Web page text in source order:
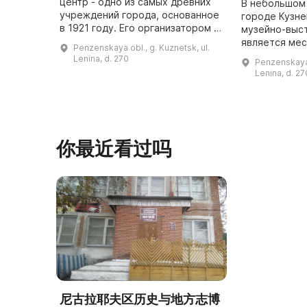
учреждений города, основанное
в 1921 году. Его организатором и
и художник И. В. Клестов. Музей
Penzenskaya obl., g. Kuznetsk, ul.
Lenina, d. 270
В небольшом
городе
музейно-
является
принести
держать в
Lenina, d.
你最近看过吗
尼古拉耶夫区历史与地方志博